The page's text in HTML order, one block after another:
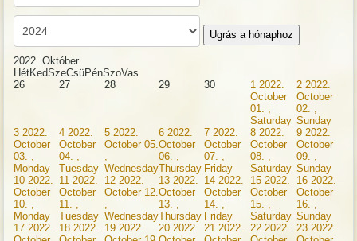
Ugrás a hónaphoz
2022. Október
HétKedSzeCsüPénSzoVas
26
27 28 29 30 1 2022.
October
01. ,
Saturday
2 2022.
October
02. ,
Sunday
3 2022.
October
03. ,
Monday
4 2022.
October
04. ,
Tuesday
5 2022.
October 05.
Wednesday
6 2022.
October
06. ,
Thursday
7 2022.
October
07. ,
Friday
8 2022.
October
08. ,
Saturday
9 2022.
October
09. ,
Sunday
10 2022.
October
10. ,
Monday
11 2022.
October
11. ,
Tuesday
12 2022.
October 12.
Wednesday
13 2022.
October
13. ,
Thursday
14 2022.
October
14. ,
Friday
15 2022.
October
15. ,
Saturday
16 2022.
October
16. ,
Sunday
17 2022.
18 2022.
19 2022.
20 2022.
21 2022.
22 2022.
23 2022.